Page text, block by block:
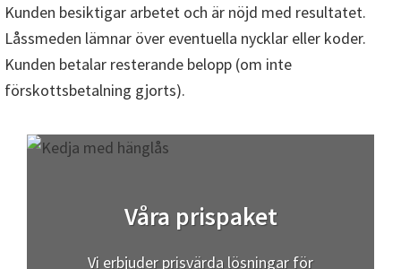
Våra prispaket
Vi erbjuder prisvärda lösningar för
behöver byta lås, göra en
säkerhetsbesiktning eller har blivit
pris innan vi påbörjar arbetet.